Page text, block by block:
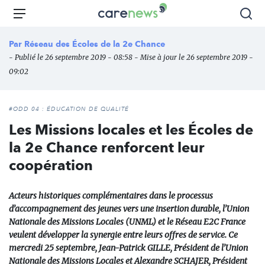
Aller
principal
Carenews,
média
des
Menu
Par Réseau des Écoles de la 2e Chance
- Publié le 26 septembre 2019 - 08:58 - Mise à jour le 26 septembre 2019 -
09:02
#ODD 04 : ÉDUCATION DE QUALITÉ
Les Missions locales et les Écoles de
la 2e Chance renforcent leur
coopération
Acteurs historiques complémentaires dans le processus
d’accompagnement des jeunes vers une insertion durable, l’Union
Nationale des Missions Locales (UNML) et le Réseau E2C France
veulent développer la synergie entre leurs offres de service. Ce
mercredi 25 septembre, Jean-Patrick GILLE, Président de l’Union
Nationale des Missions Locales et Alexandre SCHAJER, Président